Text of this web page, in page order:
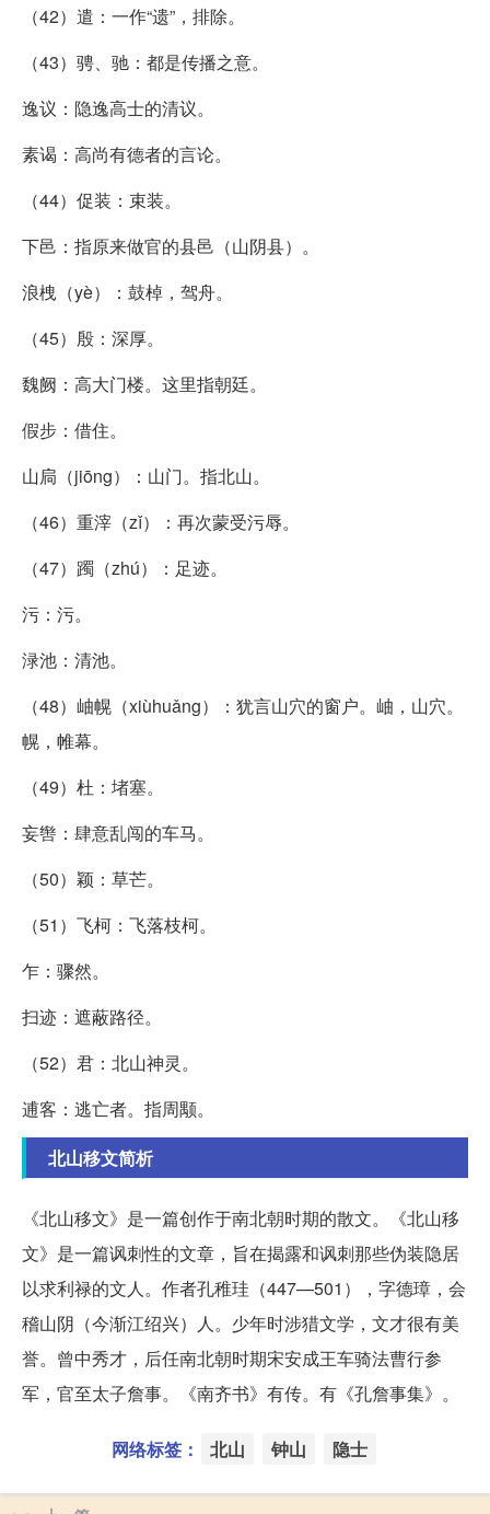
（42）遣：一作“遗”，排除。
（43）骋、驰：都是传播之意。
逸议：隐逸高士的清议。
素谒：高尚有德者的言论。
（44）促装：束装。
下邑：指原来做官的县邑（山阴县）。
浪栧（yè）：鼓棹，驾舟。
（45）殷：深厚。
魏阙：高大门楼。这里指朝廷。
假步：借住。
山扃（jiōng）：山门。指北山。
（46）重滓（zǐ）：再次蒙受污辱。
（47）躅（zhú）：足迹。
污：污。
渌池：清池。
（48）岫幌（xiùhuǎng）：犹言山穴的窗户。岫，山穴。
幌，帷幕。
（49）杜：堵塞。
妄辔：肆意乱闯的车马。
（50）颖：草芒。
（51）飞柯：飞落枝柯。
乍：骤然。
扫迹：遮蔽路径。
（52）君：北山神灵。
逋客：逃亡者。指周颙。
北山移文简析
《北山移文》是一篇创作于南北朝时期的散文。《北山移
文》是一篇讽刺性的文章，旨在揭露和讽刺那些伪装隐居
以求利禄的文人。作者孔稚珪（447—501），字德璋，会
稽山阴（今渐江绍兴）人。少年时涉猎文学，文才很有美
誉。曾中秀才，后任南北朝时期宋安成王车骑法曹行参
军，官至太子詹事。《南齐书》有传。有《孔詹事集》。
网络标签： 北山 钟山 隐士